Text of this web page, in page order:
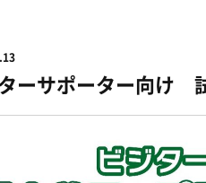
ーサポーター向け